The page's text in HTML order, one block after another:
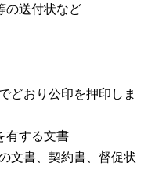
の送付状など
どおり公印を押印しま
有する文書
文書、契約書、督促状